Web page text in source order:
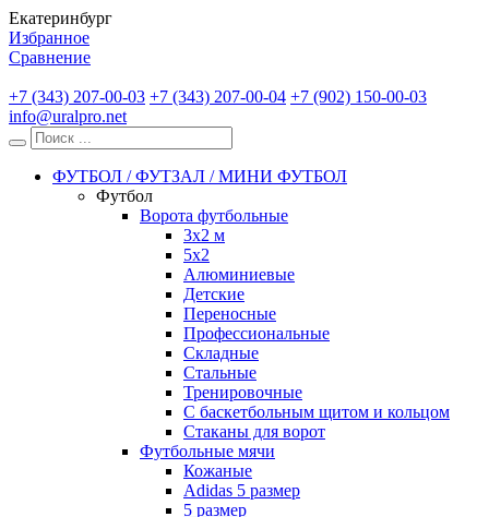
Екатеринбург
Избранное
Сравнение
+7 (343) 207-00-03 +7 (343) 207-00-04 +7 (902) 150-00-03
info@uralpro.net
ФУТБОЛ / ФУТЗАЛ / МИНИ ФУТБОЛ
Футбол
Ворота футбольные
3х2 м
5х2
Алюминиевые
Детские
Переносные
Профессиональные
Складные
Стальные
Тренировочные
С баскетбольным щитом и кольцом
Стаканы для ворот
Футбольные мячи
Кожаные
Adidas 5 размер
5 размер